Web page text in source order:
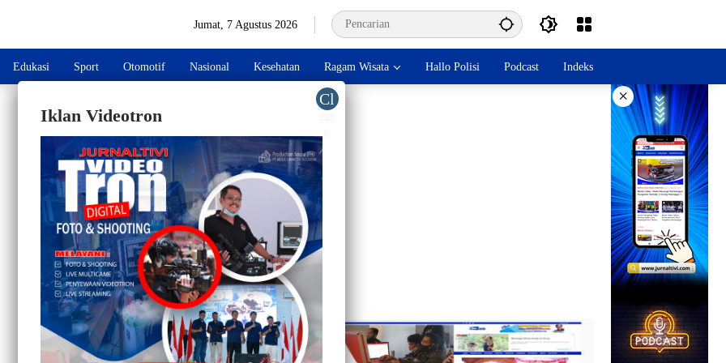
Jumat, 7 Agustus 2026
Edukasi Sport Otomotif Nasional Kesehatan Ragam Wisata Hallo Polisi Podcast Indeks
×
Iklan Videotron